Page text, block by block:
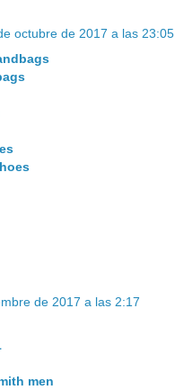
octubre de 2017 a las 23:05
de 2017 a las 2:17
men